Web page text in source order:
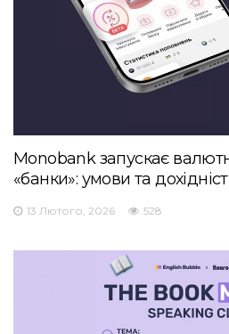
Monobank запускає
«банки»: умови та
13 Лютого, 2026 528